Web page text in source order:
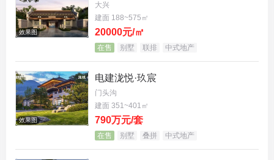
效果图
大兴
建面 188~575㎡
20000元/㎡
在售 别墅 联排 中式地产
效果图
电建泷悦·玖宸
门头沟
建面 351~401㎡
790万元/套
在售 别墅 叠拼 中式地产